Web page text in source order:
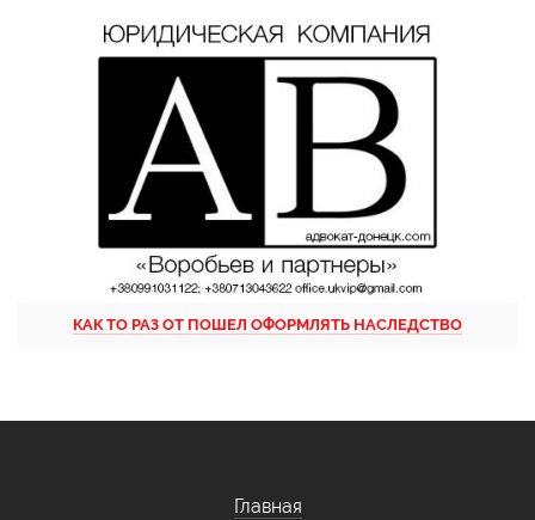
КАК ТО РАЗ ОТ ПОШЕЛ ОФОРМЛЯТЬ НАСЛЕДСТВО
Главная